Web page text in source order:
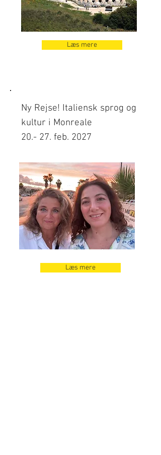
Læs mere
Ny Rejse! Italiensk sprog og
kultur i Monreale
20.- 27. feb. 2027
Læs mere